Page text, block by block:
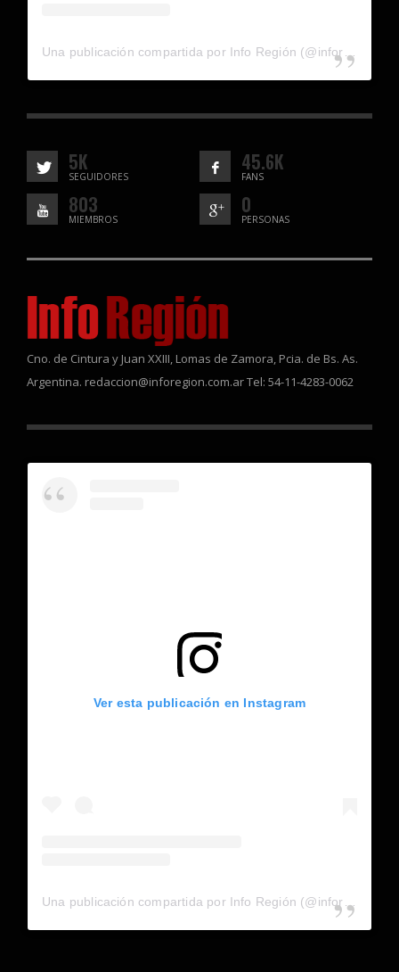
5K
SEGUIDORES
45.6K
FANS
803
MIEMBROS
0
PERSONAS
Cno. de Cintura y Juan XXIII, Lomas de Zamora, Pcia. de Bs. As.
Argentina. redaccion@inforegion.com.ar Tel: 54-11-4283-0062
Ver esta publicación en Instagram
Una publicación compartida por Info Región (@inforegion_redes)